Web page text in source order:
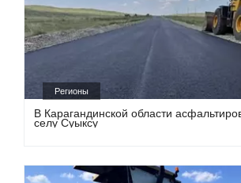
Регионы
В Карагандинской области
селу Суыксу